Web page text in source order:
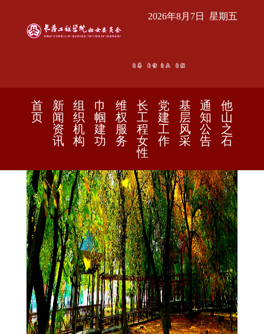
2026年8月7日 星期五
首
页
新
闻
资
讯
组
织
机
构
巾
帼
建
功
维
权
服
务
长
工
程
女
性
党
建
工
作
基
层
风
采
通
知
公
告
他
山
之
石